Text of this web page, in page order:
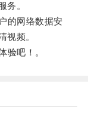
务。
的网络数据安
视频。
吧！。